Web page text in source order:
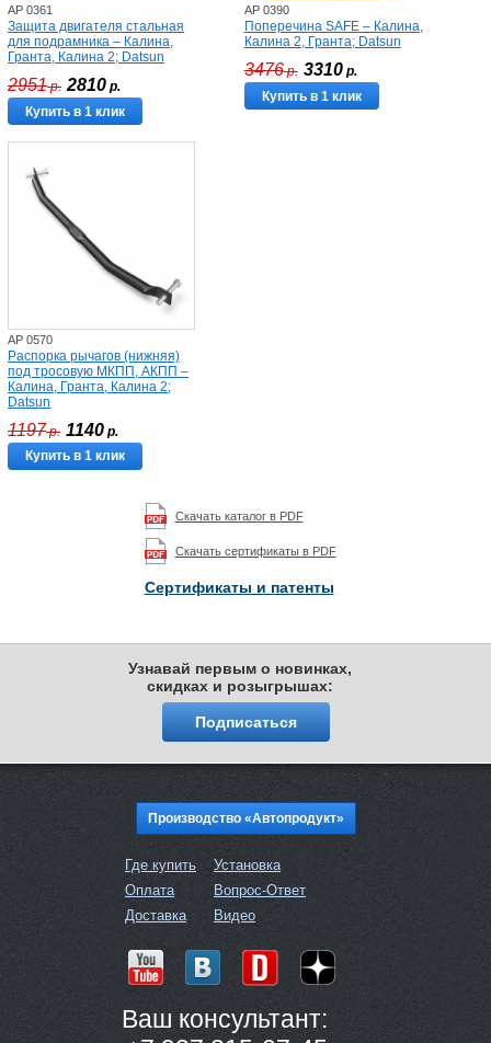
AP 0361
Защита двигателя стальная
для подрамника – Калина,
Гранта, Калина 2; Datsun
2951р. 2810 р.
Купить в 1 клик
AP 0390
Поперечина SAFE – Калина,
Калина 2, Гранта; Datsun
3476р. 3310р.
Купить в 1 клик
AP 0570
Распорка рычагов (нижняя)
под тросовую МКПП, АКПП –
Калина, Гранта, Калина 2;
Datsun
1197р. 1140 р.
Купить в 1 клик
Скачать каталог в PDF
Скачать сертификаты в PDF
Сертификаты и патенты
Узнавай первым о новинках,
скидках и розыгрышах:
Подписаться
Производство «Автопродукт»
Где купить
Оплата
Доставка
Установка
Вопрос-Ответ
Видео
Ваш консультант: